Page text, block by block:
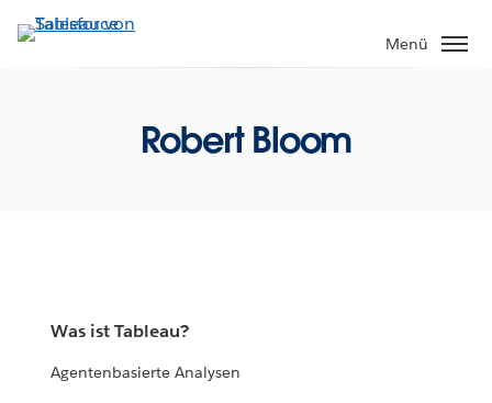
Direkt
zum
Menü
Robert Bloom
Was ist Tableau?
Agentenbasierte Analysen